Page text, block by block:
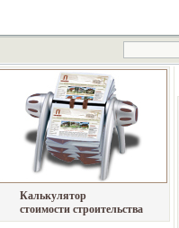
Калькулятор
стоимости строительства